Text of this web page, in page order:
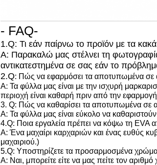
- FAQ-
1.Q: Τι εάν παίρνω το προϊόν με τα
Α: Παρακαλώ μας στέλνει τη
αντικατεστημένα σε σας εάν το
2.Q: Πώς να εφαρμόσει τα αποτυπωμένα σε
Α: Τα φύλλα μας είναι με την ισχυρή
περιοχή είναι καθαρή πριν από την
3. Q: Πώς να καθαρίσει τα αποτυπωμένα σε
Α: Τα φύλλα μας είναι εύκολο να
4.Q: Ποια εργαλεία πρέπει να κόψω τη
Α: Ένα μαχαίρι καρχαριών και ένας ευθύς
μαχαιριού.)
5.Q: Υποστηρίζετε τα προσαρμοσμένα
Α: Ναι, μπορείτε είτε να μας πείτε τον